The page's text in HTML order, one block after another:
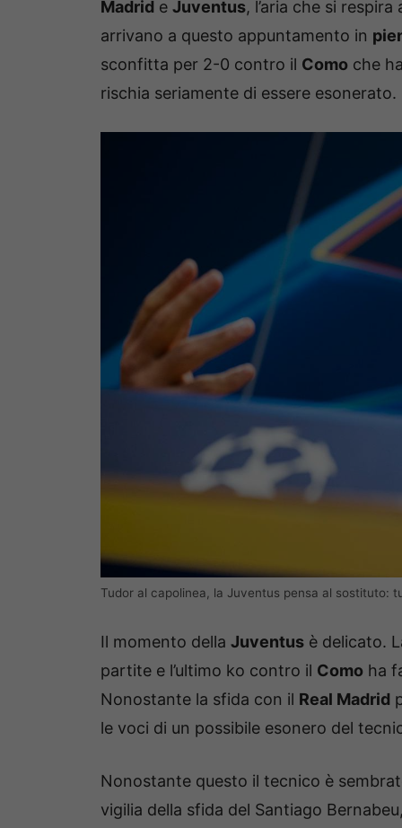
Madrid e Juventus, l’aria che si
arrivano a questo appuntamento in
sconfitta per 2-0 contro il Como che
rischia seriamente di essere esonerato.
Tudor al capolinea, la Juventus pensa al sostituto:
Il momento della Juventus è delicato.
partite e l’ultimo ko contro il Como ha
Nonostante la sfida con il Real Madrid
le voci di un possibile esonero del
Nonostante questo il tecnico è
vigilia della sfida del Santiago